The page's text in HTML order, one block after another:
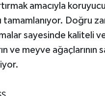
amacıyla
tamamlanıyor. Doğru
sayesinde kaliteli
ve meyve ağaçlarının